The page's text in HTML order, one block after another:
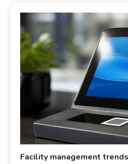
Facility management